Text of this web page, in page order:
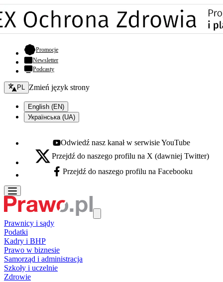
Promocje- otwiera się w nowej karcie
Newsletter
Podcasty
Zmień język - bieżący:
PL Zmień język strony
English (EN)
Українська (UA)
Youtube - otwiera się w nowej karcie
Odwiedź nasz kanał w serwisie YouTube
X - otwiera się w nowej karcie
Przejdź do naszego profilu na X (dawniej Twitter)
Facebook - otwiera się w nowej karcie
Przejdź do naszego profilu na Facebooku
Prawnicy i sądy
Podatki
Kadry i BHP
Prawo w biznesie
Samorząd i administracja
Szkoły i uczelnie
Zdrowie